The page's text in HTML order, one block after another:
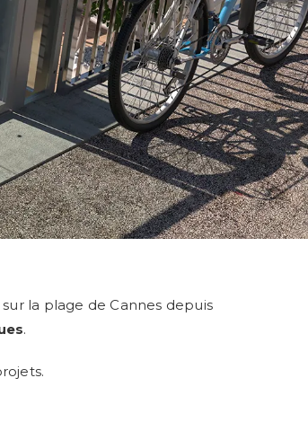
la plage de Cannes depuis
.